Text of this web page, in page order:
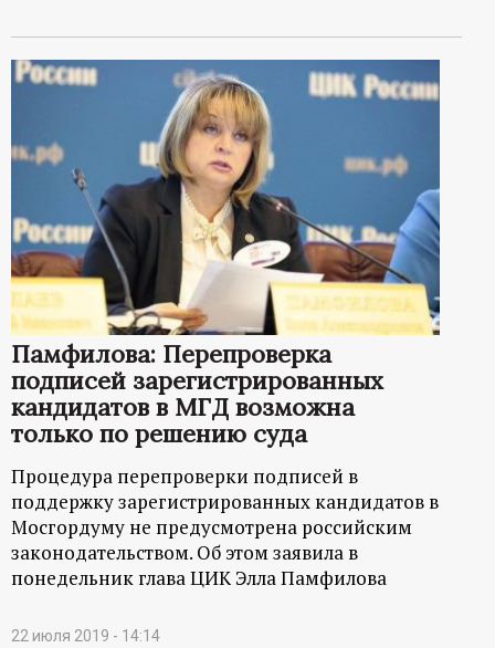
Памфилова: Перепроверка
подписей зарегистрированных
кандидатов в МГД возможна
только по решению суда
Процедура перепроверки подписей в
поддержку зарегистрированных кандидатов в
Мосгордуму не предусмотрена российским
законодательством. Об этом заявила в
понедельник глава ЦИК Элла Памфилова
22 июля 2019 - 14:14